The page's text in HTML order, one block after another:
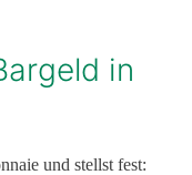
in
und stellst fest: